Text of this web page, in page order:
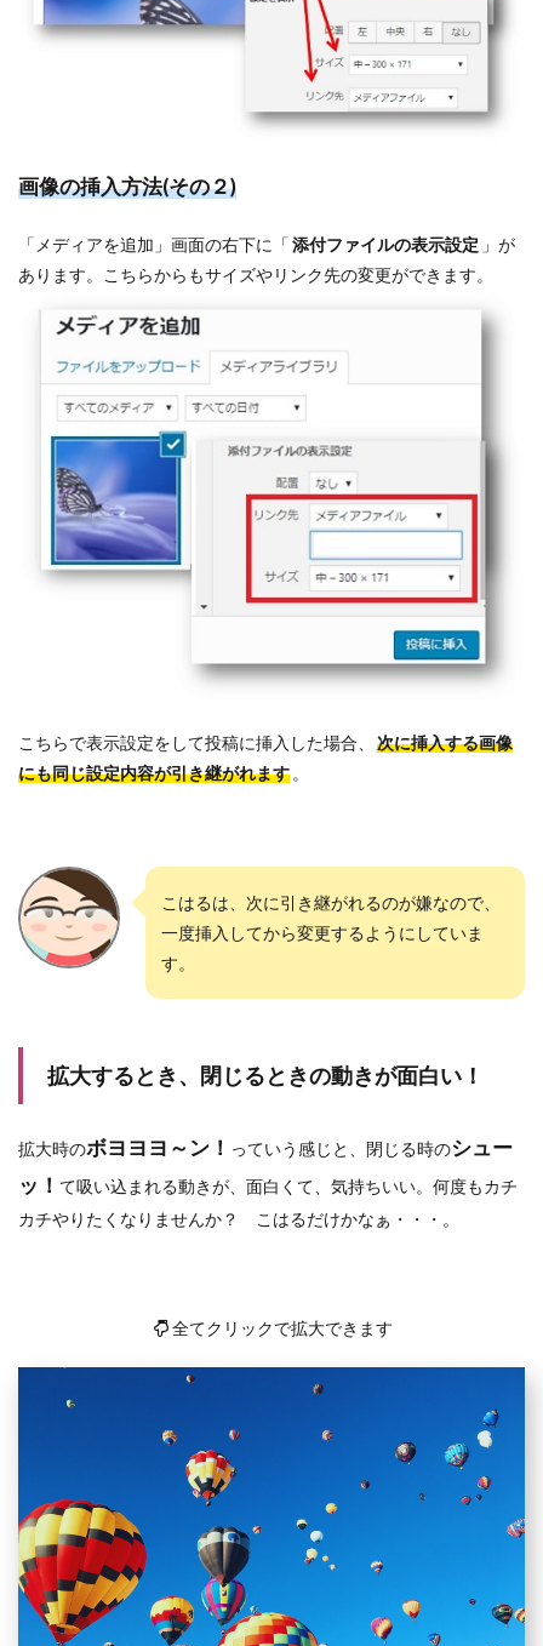
画像の挿入方法(その２)
「メディアを追加」画面の右下に「添付ファイルの表示設定 」が
あります。こちらからもサイズやリンク先の変更ができます。
こちらで表示設定をして投稿に挿入した場合、
次に挿入する画像
にも同じ設定内容が引き継がれます 。
こはるは、次に引き継がれるのが嫌なので、
一度挿入してから変更するようにしていま
す。
拡大するとき、閉じるときの動きが面白い！
拡大時のボヨヨヨ～ン！ っていう感じと、閉じる時のシュー
ッ！ て吸い込まれる動きが、面白くて、気持ちいい。何度もカチ
カチやりたくなりませんか？ こはるだけかなぁ・・・。
全てクリックで拡大できます